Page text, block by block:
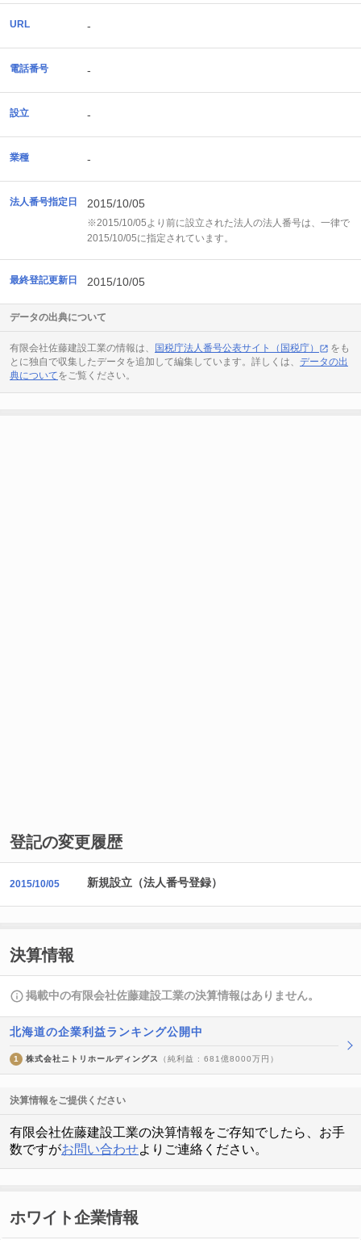
URL -
電話番号 -
設立 -
業種 -
法人番号指定日 2015/10/05
※2015/10/05より前に設立された法人の法人番号は、一律で
2015/10/05に指定されています。
最終登記更新日 2015/10/05
データの出典について
有限会社佐藤建設工業の情報は、 国税庁法人番号公表サイト（国税庁）
をも
とに独自で収集したデータを追加して編集しています。詳しくは、 データの出
典についてをご覧ください。
登記の変更履歴
2015/10/05 新規設立（法人番号登録）
決算情報
掲載中の有限会社佐藤建設工業の決算情報はありません。
北海道の企業利益ランキング公開中
1 株式会社ニトリホールディングス （純利益 : 681億8000万円）
決算情報をご提供ください
有限会社佐藤建設工業の決算情報をご存知でしたら、お手
数ですがお問い合わせよりご連絡ください。
ホワイト企業情報